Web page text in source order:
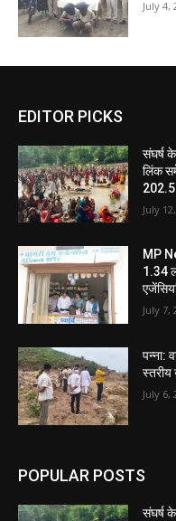
July 4,
EDITOR PICKS
संघर्ष
लिंक
July
MP
1.34
July 7,
पन्ना:
स्तरीय
July 6,
POPULAR POSTS
संघर्ष